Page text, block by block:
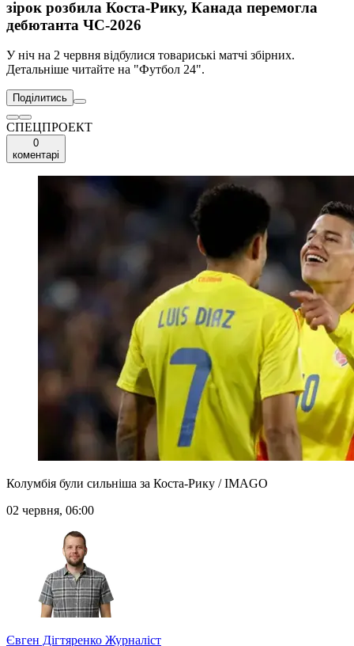
зірок розбила Коста-Рику, Канада перемогла
дебютанта ЧС-2026
У ніч на 2 червня відбулися товариські матчі збірних.
Детальніше читайте на "Футбол 24".
Поділитись
СПЕЦПРОЕКТ
0
коментарі
Колумбія були сильніша за Коста-Рику / IMAGO
02 червня, 06:00
Євген Дігтяренко Журналіст